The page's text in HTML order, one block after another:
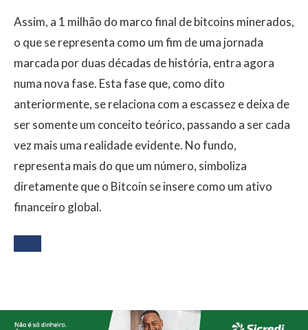
Assim, a 1 milhão do marco final de bitcoins minerados,
o que se representa como um fim de uma jornada
marcada por duas décadas de história, entra agora
numa nova fase. Esta fase que, como dito
anteriormente, se relaciona com a escassez e deixa de
ser somente um conceito teórico, passando a ser cada
vez mais uma realidade evidente. No fundo,
representa mais do que um número, simboliza
diretamente que o Bitcoin se insere como um ativo
financeiro global.